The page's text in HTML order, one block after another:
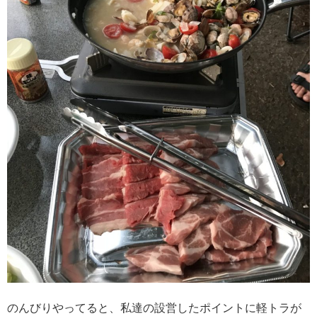
のんびりやってると、私達の設営したポイントに軽トラが